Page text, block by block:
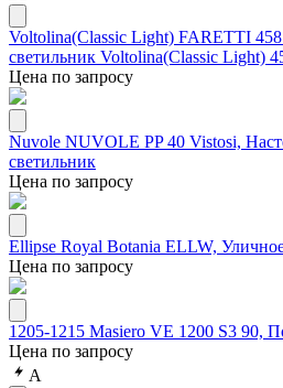
Voltolina(Classic Light) FARETTI
светильник Voltolina(Classic Light)
Цена по запросу
Nuvole NUVOLE PP 40 Vistosi,
светильник
Цена по запросу
Ellipse Royal Botania ELLW,
Цена по запросу
1205-1215 Masiero VE 1200 S3 90,
Цена по запросу
А